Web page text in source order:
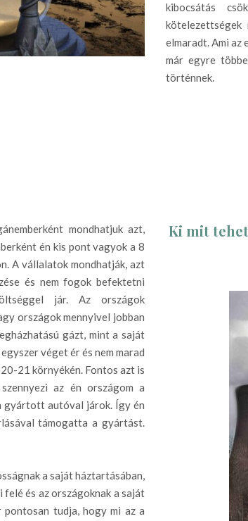
kibocsátás
elmaradt. Ami az
már egyre
történnek.
mondhatjuk azt,
én kis pont vagyok a 8
A vállalatok mondhatják, azt
és nem fogok befektetni
jár. Az országok
országok mennyivel jobban
gázt, mint a saját
véget ér és nem marad
21 környékén. Fontos azt is
az én országom a
gyártott autóval járok. Így én
támogatta a gyártást.
a saját háztartásában,
és az országoknak a saját
pontosan tudja, hogy mi az a
Ki mit